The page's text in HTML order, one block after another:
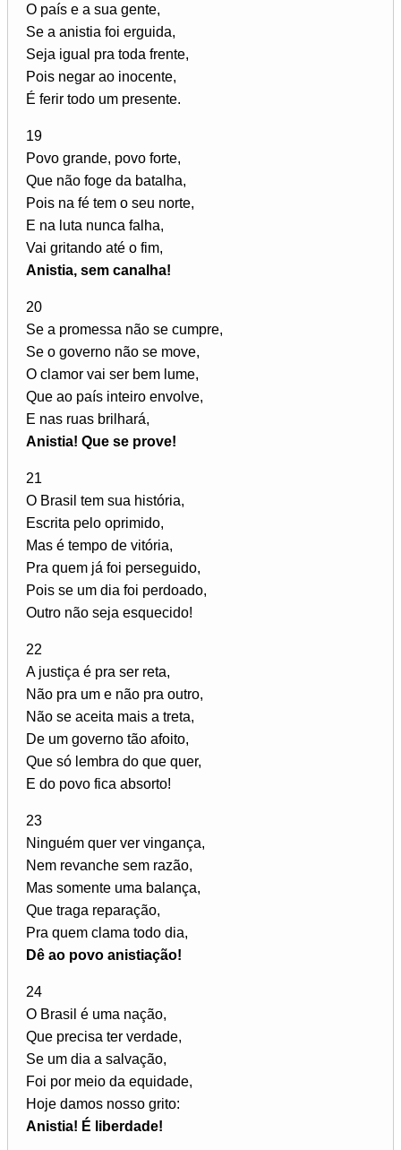
O país e a sua gente,
Se a anistia foi erguida,
Seja igual pra toda frente,
Pois negar ao inocente,
É ferir todo um presente.
19
Povo grande, povo forte,
Que não foge da batalha,
Pois na fé tem o seu norte,
E na luta nunca falha,
Vai gritando até o fim,
Anistia, sem canalha!
20
Se a promessa não se cumpre,
Se o governo não se move,
O clamor vai ser bem lume,
Que ao país inteiro envolve,
E nas ruas brilhará,
Anistia! Que se prove!
21
O Brasil tem sua história,
Escrita pelo oprimido,
Mas é tempo de vitória,
Pra quem já foi perseguido,
Pois se um dia foi perdoado,
Outro não seja esquecido!
22
A justiça é pra ser reta,
Não pra um e não pra outro,
Não se aceita mais a treta,
De um governo tão afoito,
Que só lembra do que quer,
E do povo fica absorto!
23
Ninguém quer ver vingança,
Nem revanche sem razão,
Mas somente uma balança,
Que traga reparação,
Pra quem clama todo dia,
Dê ao povo anistiação!
24
O Brasil é uma nação,
Que precisa ter verdade,
Se um dia a salvação,
Foi por meio da equidade,
Hoje damos nosso grito:
Anistia! É liberdade!